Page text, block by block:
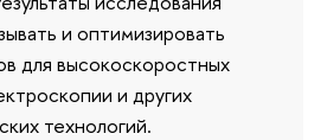
и оптимизировать
для высокоскоростных
и других
технологий.